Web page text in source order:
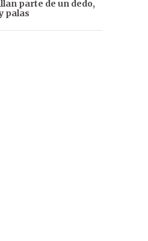
parte de un dedo,
palas